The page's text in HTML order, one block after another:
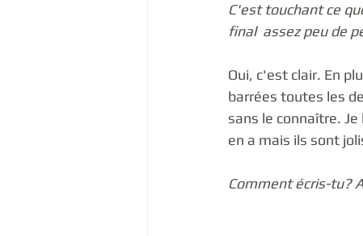
C'est touchant ce
final  assez peu de
Oui, c'est clair. En
barrées toutes les
sans le connaître.
en a mais ils sont
Comment écris-tu?